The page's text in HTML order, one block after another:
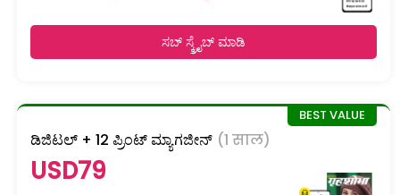
ಸಬ್ ಸ್ಕ್ರೈಬ್ ಮಾಡಿ
ಡಿಜಿಟಲ್ + 12 ಪ್ರಿಂಟ್ ಮ್ಯಾಗಜೀನ್ (1 साल)
USD79